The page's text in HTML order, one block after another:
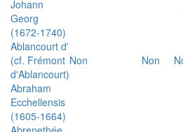
Johann
Georg
(1672-1740)
Ablancourt d'
(cf. Frémont
d'Ablancourt)
Non Non
Abraham
Ecchellensis
(1605-1664)